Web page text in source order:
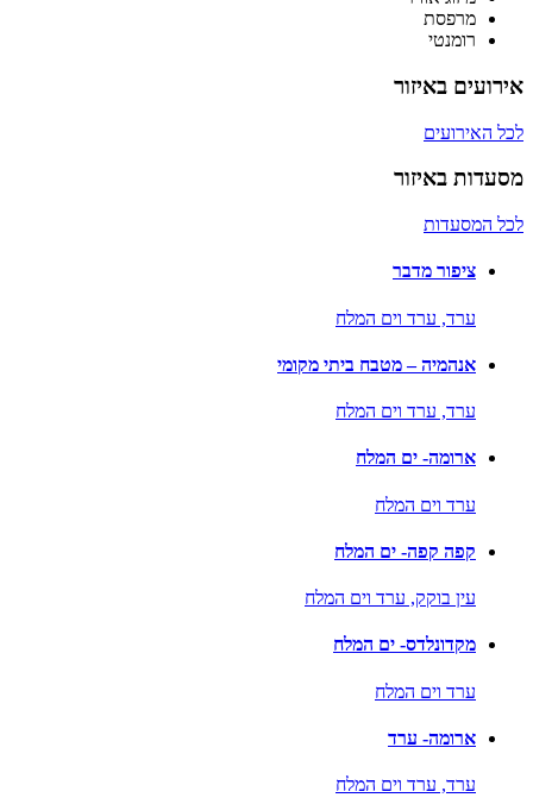
מרפסת
רומנטי
אירועים באיזור
לכל האירועים
מסעדות באיזור
לכל המסעדות
ציפור מדבר
ערד, ערד וים המלח
אנהמיה – מטבח ביתי מקומי
ערד, ערד וים המלח
ארומה- ים המלח
ערד וים המלח
קפה קפה- ים המלח
עין בוקק, ערד וים המלח
מקדונלדס- ים המלח
ערד וים המלח
ארומה- ערד
ערד, ערד וים המלח